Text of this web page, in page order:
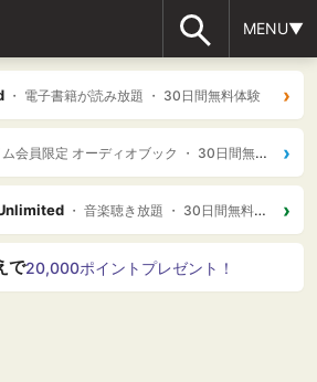
MENU▼
・ 電子書籍が読み放題 ・ 30日間無料体験 ›
会員限定 オーディオブック ・ 30日間無料体験 ›
・ 音楽聴き放題 ・ 30日間無料体験 ›
で20,000ポイントプレゼント！